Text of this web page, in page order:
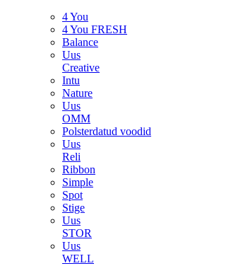
4 You
4 You FRESH
Balance
Uus
Creative
Intu
Nature
Uus
OMM
Polsterdatud voodid
Uus
Reli
Ribbon
Simple
Spot
Stige
Uus
STOR
Uus
WELL